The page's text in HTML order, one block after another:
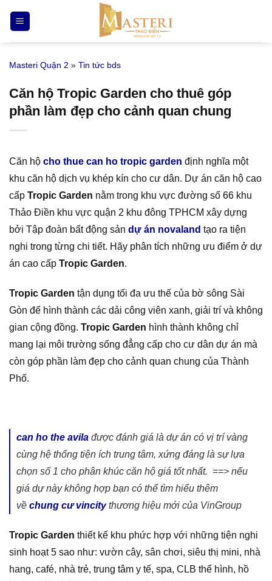
qua
nội
Masteri Quận 2 » Tin tức bds
Căn hộ Tropic Garden cho thuê góp
phần làm đẹp cho cảnh quan chung
Căn hộ cho thue can ho tropic garden định nghĩa một
khu căn hộ dịch vụ khép kín cho cư dân. Dự án căn hộ cao
cấp Tropic Garden nằm trong khu vực đường số 66 khu
Thảo Điền khu vực quận 2 khu đông TPHCM xây dựng
bởi Tập đoàn bất động sản dự án novaland tạo ra tiện
nghi trong từng chi tiết. Hãy phân tích những ưu điểm ở dự
án cao cấp Tropic Garden.
Tropic Garden tận dụng tối đa ưu thế của bờ sông Sài
Gòn để hình thành các dải công viên xanh, giải trí và không
gian cộng đồng. Tropic Garden hình thành không chỉ
mang lại môi trường sống đẳng cấp cho cư dân dự án mà
còn góp phần làm đẹp cho cảnh quan chung của Thành
Phố.
can ho the avila được đánh giá là dự án có vị trí vàng
cùng hệ thống tiện ích trung tâm, xứng đáng là sự lựa
chọn số 1 cho phân khúc căn hộ giá tốt nhất. ==> nếu
giá dự này không hợp bạn có thể tìm hiểu thêm
về chung cư vincitythương hiệu mới của VinGroup
Tropic Garden thiết kế khu phức hợp với những tiện nghi
sinh hoạt 5 sao như: vườn cây, sân chơi, siêu thị mini, nhà
hang, café, nhà trẻ, trung tâm y tế, spa, CLB thể hình, hồ